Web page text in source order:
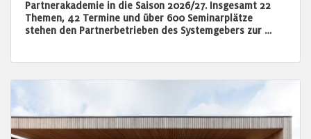
Partnerakademie in die Saison 2026/27. Insgesamt 22
Themen, 42 Termine und über 600 Seminarplätze
stehen den Partnerbetrieben des Systemgebers zur …